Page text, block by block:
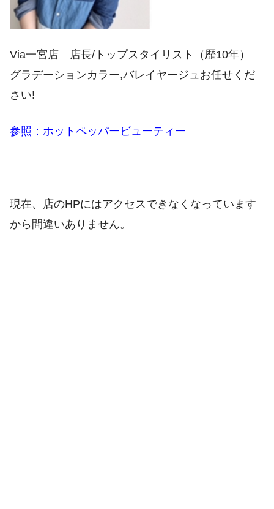
Via一宮店 店長/トップスタイリスト（歴10年）
グラデーションカラー,バレイヤージュお任せくだ
さい!
参照：ホットペッパービューティー
現在、店のHPにはアクセスできなくなっています
から間違いありません。